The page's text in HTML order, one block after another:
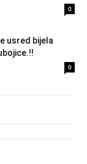
0
usred bijela
0